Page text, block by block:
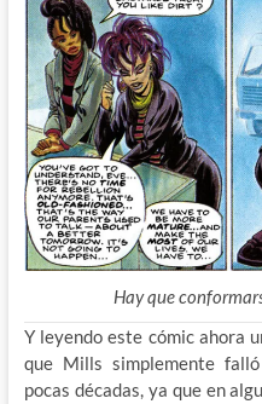
Hay que
Y leyendo este cómic ahora
que Mills simplemente
pocas décadas, ya que en